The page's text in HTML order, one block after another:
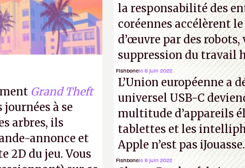
Grand Theft
à se
arbres, ils
annonce et
2D du jeu. Vous
la responsabilité des
coréennes accélèrent
d’œuvre par des
suppression du travail
Fishbonele 8 juin 2022
L’Union européenne a
universel USB-C
multitude d’appareils
tablettes et les
Apple n’est pas iJouasse.
Fishbonele 8 juin 2022